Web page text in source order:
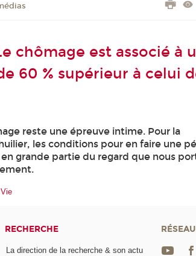
chômage est associé à
60 % supérieur à celui
reste une épreuve intime. Pour la
les conditions pour en faire une
grande partie du regard que nous
RECHERCHE
La direction de la recherche & son actu